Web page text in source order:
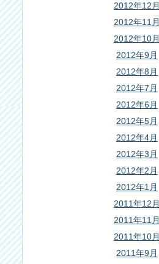
2012年12月
2012年11月
2012年10月
2012年9月
2012年8月
2012年7月
2012年6月
2012年5月
2012年4月
2012年3月
2012年2月
2012年1月
2011年12月
2011年11月
2011年10月
2011年9月